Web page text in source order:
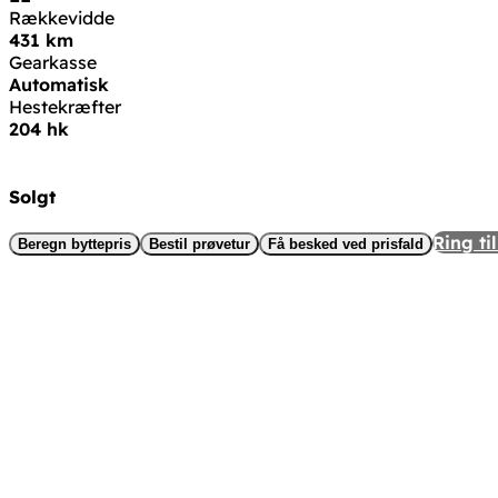
Rækkevidde
431 km
Gearkasse
Automatisk
Hestekræfter
204 hk
Solgt
Beregn byttepris Bestil prøvetur Få besked ved prisfald Ring